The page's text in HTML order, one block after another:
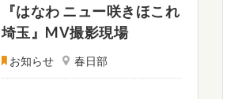
『はなわ ニュー咲きほこれ
埼玉』MV撮影現場
お知らせ 春日部